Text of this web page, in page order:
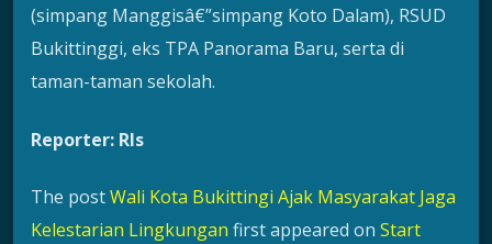
(simpang Manggisâ€”simpang Koto Dalam), RSUD
Bukittinggi, eks TPA Panorama Baru, serta di
taman-taman sekolah.
Reporter: Rls
The postWali Kota Bukittingi Ajak Masyarakat Jaga
Kelestarian Lingkungan first appeared on Start